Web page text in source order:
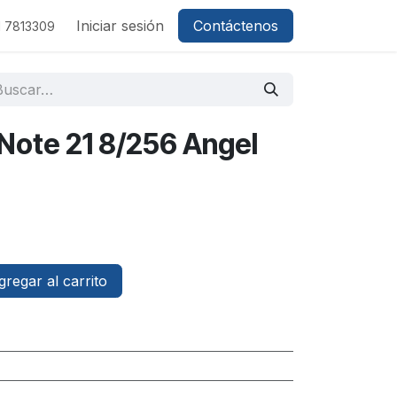
7813309 Iniciar sesión Contáctenos
21 8/256 Angel
al carrito